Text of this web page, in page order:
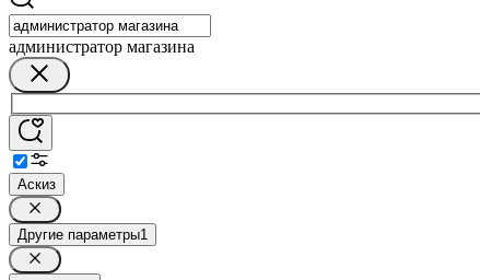
администратор магазина
Аскиз
Другие параметры1